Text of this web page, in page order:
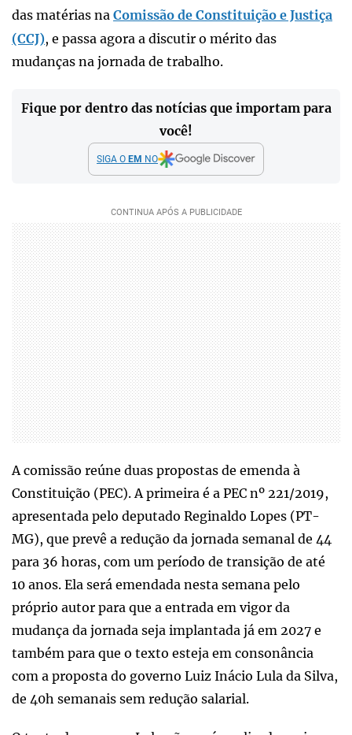
das matérias na Comissão de Constituição e Justiça
(CCJ), e passa agora a discutir o mérito das
mudanças na jornada de trabalho.
Fique por dentro das notícias que importam para
você!
SIGA O EM NO
A comissão reúne duas propostas de emenda à
Constituição (PEC). A primeira é a PEC nº 221/2019,
apresentada pelo deputado Reginaldo Lopes (PT-
MG), que prevê a redução da jornada semanal de 44
para 36 horas, com um período de transição de até
10 anos. Ela será emendada nesta semana pelo
próprio autor para que a entrada em vigor da
mudança da jornada seja implantada já em 2027 e
também para que o texto esteja em consonância
com a proposta do governo Luiz Inácio Lula da Silva,
de 40h semanais sem redução salarial.